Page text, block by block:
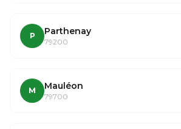
P Parthenay
79200
M Mauléon
79700